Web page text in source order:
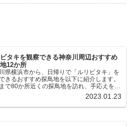
タキを観察できる神奈川周辺おすすめ
12か所
県横浜市から、日帰りで「ルリビタキ」を
きるおすすめ探鳥地を以下に紹介します。
で80か所近くの探鳥地を訪れ、手応えを感
場所です。以下、★ が多いほど観察しやす
出現頻度が高いと感じた場所です。 北本自然
園：埼玉県...
2023.01.23